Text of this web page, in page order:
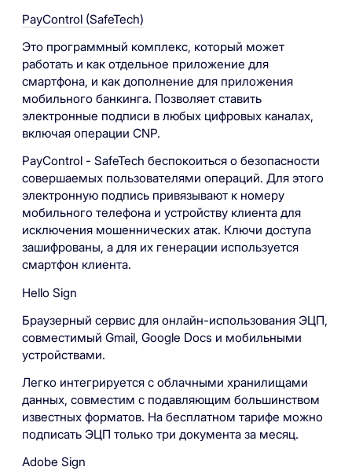
PayControl (SafeTech)
Это программный комплекс, который может
работать и как отдельное приложение для
смартфона, и как дополнение для приложения
мобильного банкинга. Позволяет ставить
электронные подписи в любых цифровых каналах,
включая операции CNP.
PayControl - SafeTech беспокоиться о безопасности
совершаемых пользователями операций. Для этого
электронную подпись привязывают к номеру
мобильного телефона и устройству клиента для
исключения мошеннических атак. Ключи доступа
зашифрованы, а для их генерации используется
смартфон клиента.
Hello Sign
Браузерный сервис для онлайн-использования ЭЦП,
совместимый Gmail, Google Docs и мобильными
устройствами.
Легко интегрируется с облачными хранилищами
данных, совместим с подавляющим большинством
известных форматов. На бесплатном тарифе можно
подписать ЭЦП только три документа за месяц.
Adobe Sign